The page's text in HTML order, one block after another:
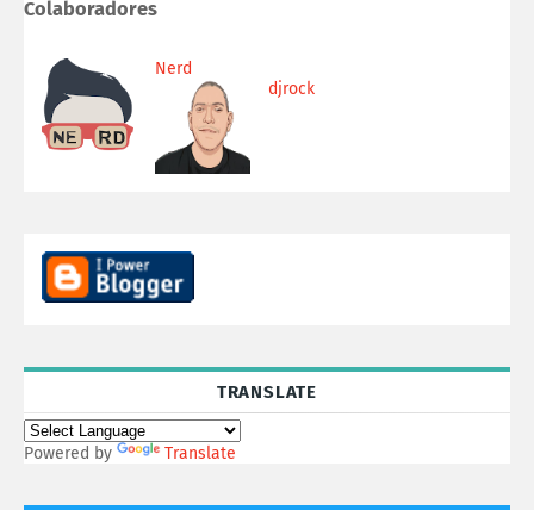
Colaboradores
Nerd
djrock
TRANSLATE
Powered by Translate